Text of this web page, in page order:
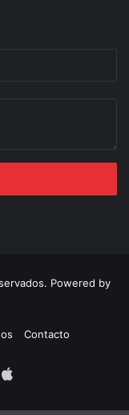
Powered by
Contacto